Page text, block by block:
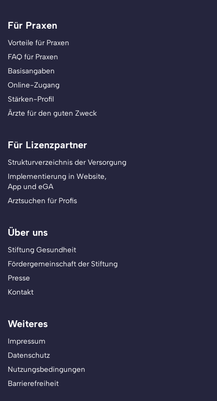
Für Praxen
Vorteile für Praxen
FAQ für Praxen
Basisangaben
Online-Zugang
Stärken-Profil
Ärzte für den guten Zweck
Für Lizenzpartner
Strukturverzeichnis der Versorgung
Implementierung in Website,
App und eGA
Arztsuchen für Profis
Über uns
Stiftung Gesundheit
Fördergemeinschaft der Stiftung
Presse
Kontakt
Weiteres
Impressum
Datenschutz
Nutzungsbedingungen
Barrierefreiheit